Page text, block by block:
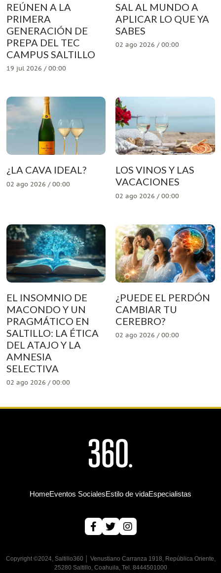
REÚNEN A LA
PRIMERA
GENERACIÓN DE
PREPA DEL TEC
CAMPUS SALTILLO
19 jul 2026 / 00:00
SAL AL MUNDO A
APLICAR LO QUE YA
SABES
02 ago 2026 / 00:00
¿LA CAVA IDEAL?
02 ago 2026 / 00:00
LOS VINOS Y LAS
VACACIONES
02 ago 2026 / 00:00
EL INSOMNIO DE
MACONDO Y UN
PRAGMÁTICO EN
SALTILLO: LA ÉTICA
DEL ATAJO Y LA
AMNESIA
SELECTIVA
02 ago 2026 / 00:00
¿PUEDE EL PERDÓN
CAMBIAR TU
CEREBRO?
02 ago 2026 / 00:00
HomeEventos SocialesEstilo de vidaEspecialistas
Copyright ©2024, Saltillo360 │ Venustiano Carranza 1918, República Oriente,
25280 Saltillo, Coahuila, Tel. 8444501000